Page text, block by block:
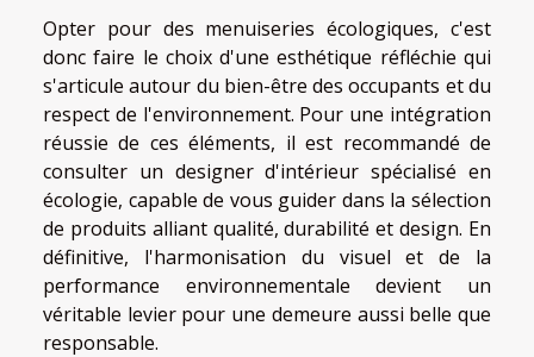
Opter pour des menuiseries écologiques, c'est
donc faire le choix d'une esthétique réfléchie qui
s'articule autour du bien-être des occupants et du
respect de l'environnement. Pour une intégration
réussie de ces éléments, il est recommandé de
consulter un designer d'intérieur spécialisé en
écologie, capable de vous guider dans la sélection
de produits alliant qualité, durabilité et design. En
définitive, l'harmonisation du visuel et de la
performance environnementale devient un
véritable levier pour une demeure aussi belle que
responsable.